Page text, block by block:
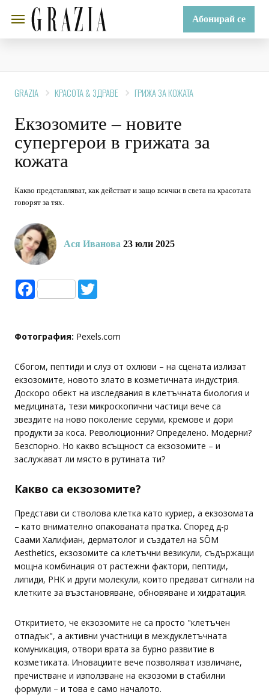
Абонирай се
GRAZIA КРАСОТА & ЗДРАВЕ ГРИЖА ЗА КОЖАТА
Екзозомите – новите
супергерои в грижата за
кожата
Какво представляват, как действат и защо всички в света на красотата
говорят за тях.
Ася Иванова 23 юли 2025
Facebook
Фотография: Pexels.com
Сбогом, пептиди и слуз от охлюви – на сцената излизат
екзозомите, новото злато в козметичната индустрия.
Доскоро обект на изследвания в клетъчната биология и
медицината, тези микроскопични частици вече са
звездите на ново поколение серуми, кремове и дори
продукти за коса. Революционни? Определено. Модерни?
Безспорно. Но какво всъщност са екзозомите – и
заслужават ли място в рутината ти?
Какво са екзозомите?
Представи си стволова клетка като куриер, а екзозомата
– като внимателно опакованата пратка. Според д-р
Саами Халифиан, дерматолог и създател на SŌM
Aesthetics, екзозомите са клетъчни везикули, съдържащи
мощна комбинация от растежни фактори, пептиди,
липиди, РНК и други молекули, които предават сигнали на
клетките за възстановяване, обновяване и хидратация.
Откритието, че екзозомите не са просто "клетъчен
отпадък", а активни участници в междуклетъчната
комуникация, отвори врата за бурно развитие в
козметиката. Иновациите вече позволяват извличане,
пречистване и използване на екзозоми в стабилни
формули – и това е само началото.